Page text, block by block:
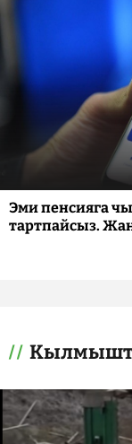
Эми пенсияга
тартпайсыз.